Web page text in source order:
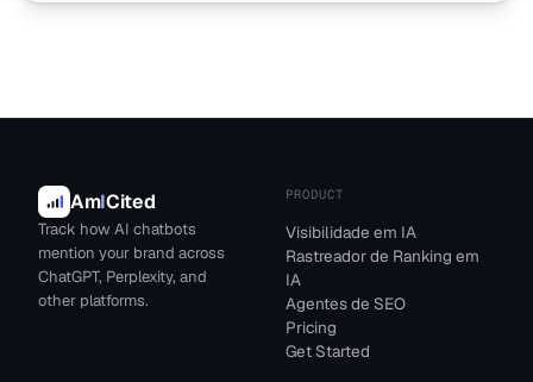
AmICited
Track how AI chatbots
mention your brand across
ChatGPT, Perplexity, and
other platforms.
PRODUCT
Visibilidade em IA
Rastreador de Ranking em
IA
Agentes de SEO
Pricing
Get Started